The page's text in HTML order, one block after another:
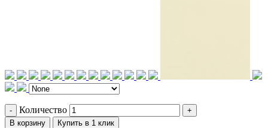
Количество
В корзину Купить в 1 клик